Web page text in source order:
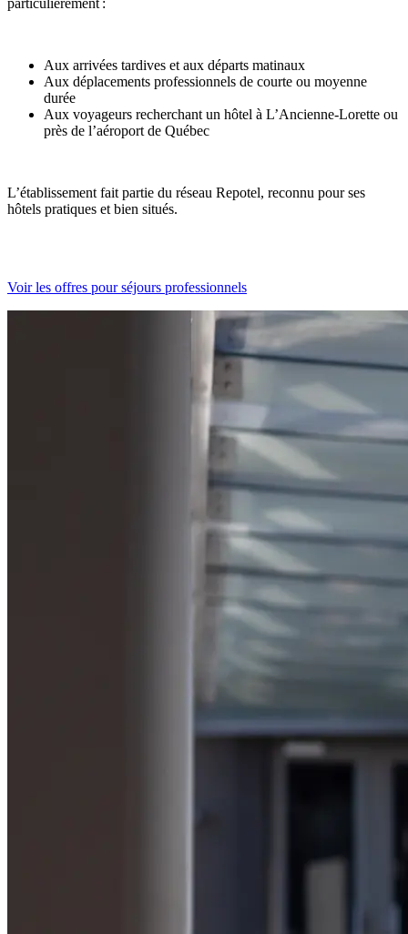
particulièrement :
Aux arrivées tardives et aux départs matinaux
Aux déplacements professionnels de courte ou moyenne
durée
Aux voyageurs recherchant un hôtel à L’Ancienne-Lorette ou
près de l’aéroport de Québec
L’établissement fait partie du réseau Repotel, reconnu pour ses
hôtels pratiques et bien situés.
Voir les offres pour séjours professionnels